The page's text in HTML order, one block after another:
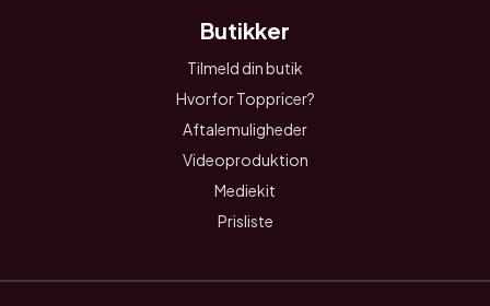
Butikker
Tilmeld din butik
Hvorfor Toppricer?
Aftalemuligheder
Videoproduktion
Mediekit
Prisliste